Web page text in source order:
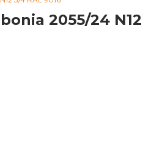
2055/24 N12